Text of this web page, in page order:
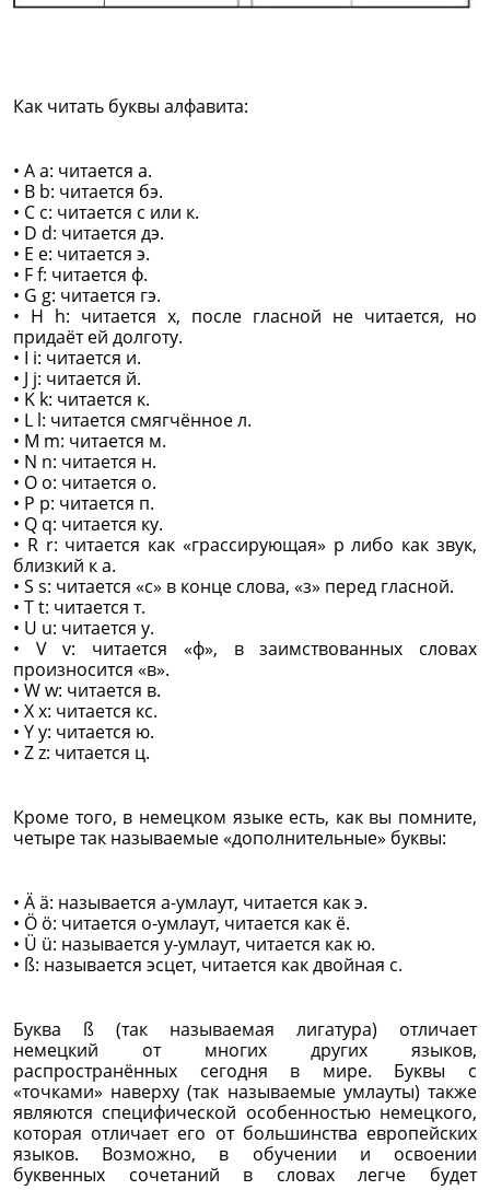
Как читать буквы алфавита:
• A a: читается а.
• B b: читается бэ.
• C c: читается с или к.
• D d: читается дэ.
• E e: читается э.
• F f: читается ф.
• G g: читается гэ.
• H h: читается х, после гласной не читается, но
придаёт ей долготу.
• I i: читается и.
• J j: читается й.
• K k: читается к.
• L l: читается смягчённое л.
• M m: читается м.
• N n: читается н.
• О о: читается о.
• P p: читается п.
• Q q: читается ку.
• R r: читается как «грассирующая» р либо как звук,
близкий к а.
• S s: читается «с» в конце слова, «з» перед гласной.
• T t: читается т.
• U u: читается у.
• V v: читается «ф», в заимствованных словах
произносится «в».
• W w: читается в.
• X x: читается кс.
• Y y: читается ю.
• Z z: читается ц.
Кроме того, в немецком языке есть, как вы помните,
четыре так называемые «дополнительные» буквы:
• Ä ä: называется а-умлаут, читается как э.
• Ö ö: читается о-умлаут, читается как ё.
• Ü ü: называется у-умлаут, читается как ю.
• ß: называется эсцет, читается как двойная с.
Буква ß (так называемая лигатура) отличает
немецкий от многих других языков,
распространённых сегодня в мире. Буквы с
«точками» наверху (так называемые умлауты) также
являются специфической особенностью немецкого,
которая отличает его от большинства европейских
языков. Возможно, в обучении и освоении
буквенных сочетаний в словах легче будет